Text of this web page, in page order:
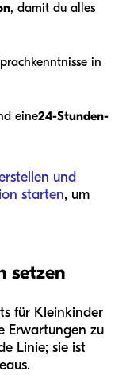
, damit du alles
in
eine24-Stunden-
und
starten, um
setzen
für Kleinkinder
Erwartungen zu
Linie; sie ist